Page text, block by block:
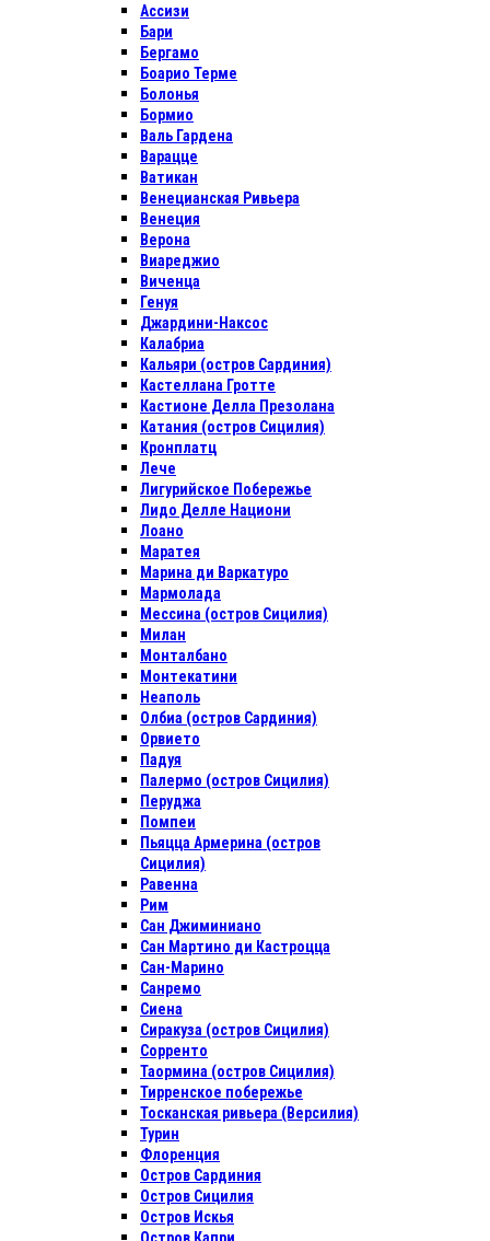
Ассизи
Бари
Бергамо
Боарио Терме
Болонья
Бормио
Валь Гардена
Варацце
Ватикан
Венецианская Ривьера
Венеция
Верона
Виареджио
Виченца
Генуя
Джардини-Наксос
Калабриа
Кальяри (остров Сардиния)
Кастеллана Гротте
Кастионе Делла Презолана
Катания (остров Сицилия)
Кронплатц
Лече
Лигурийское Побережье
Лидо Делле Национи
Лоано
Маратея
Марина ди Варкатуро
Мармолада
Мессина (остров Сицилия)
Милан
Монталбано
Монтекатини
Неаполь
Олбиа (остров Сардиния)
Орвието
Падуя
Палермо (остров Сицилия)
Перуджа
Помпеи
Пьяцца Армерина (остров
Сицилия)
Равенна
Рим
Сан Джиминиано
Сан Мартино ди Кастроцца
Сан-Марино
Санремо
Сиена
Сиракуза (остров Сицилия)
Сорренто
Таормина (остров Сицилия)
Тирренское побережье
Тосканская ривьера (Версилия)
Турин
Флоренция
Остров Сардиния
Остров Сицилия
Остров Искья